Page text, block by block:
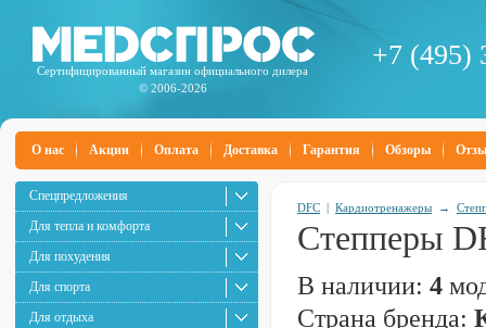
Сертифицированный магазин официального дилера
© 2006-2026
+7 (495)
О нас Акции Оплата Доставка Гарантия Обзоры
Спецпредложения
Для тепла и комфорта
Для похудения
Для спорта
Для отдыха
DFC | Кардиотренажеры →
Степперы
В наличии: 4
Страна бренда: